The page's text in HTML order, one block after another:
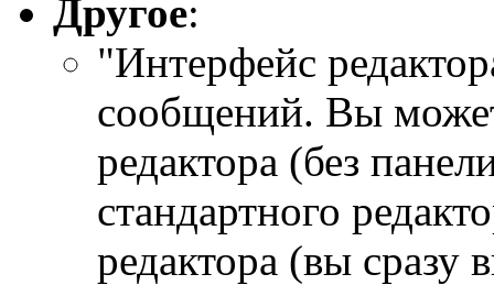
Другое:
"Интерфейс
сообщений. Вы
редактора (без
стандартного
редактора (вы сразу